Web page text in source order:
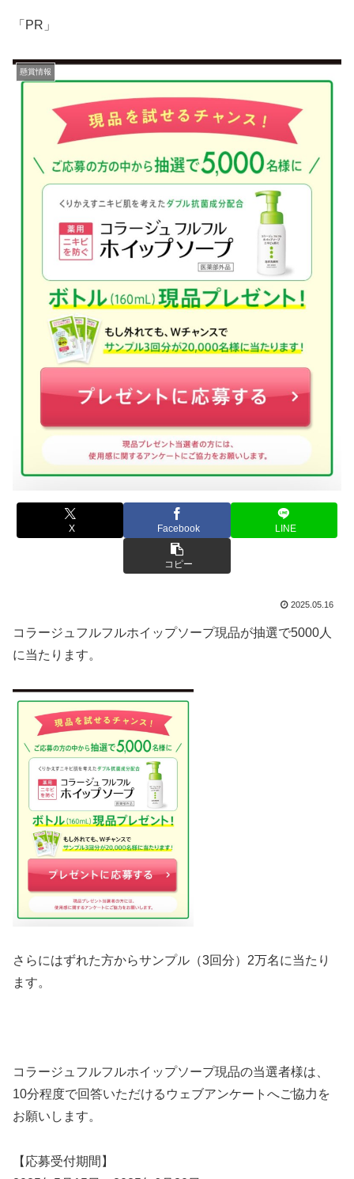
「PR」
懸賞情報
X Facebook LINE
コピー
2025.05.16
コラージュフルフルホイップソープ現品が抽選で5000人
に当たります。
さらにはずれた方からサンプル（3回分）2万名に当たり
ます。
コラージュフルフルホイップソープ現品の当選者様は、
10分程度で回答いただけるウェブアンケートへご協力を
お願いします。
【応募受付期間】